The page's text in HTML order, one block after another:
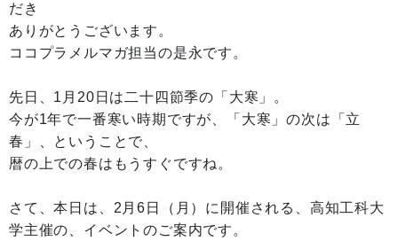
だき
ありがとうございます。
ココプラメルマガ担当の是永です。
先日、1月20日は二十四節季の「大寒」。
今が1年で一番寒い時期ですが、「大寒」の次は「立
春」、ということで、
暦の上での春はもうすぐですね。
さて、本日は、2月6日（月）に開催される、高知工科大
学主催の、イベントのご案内です。